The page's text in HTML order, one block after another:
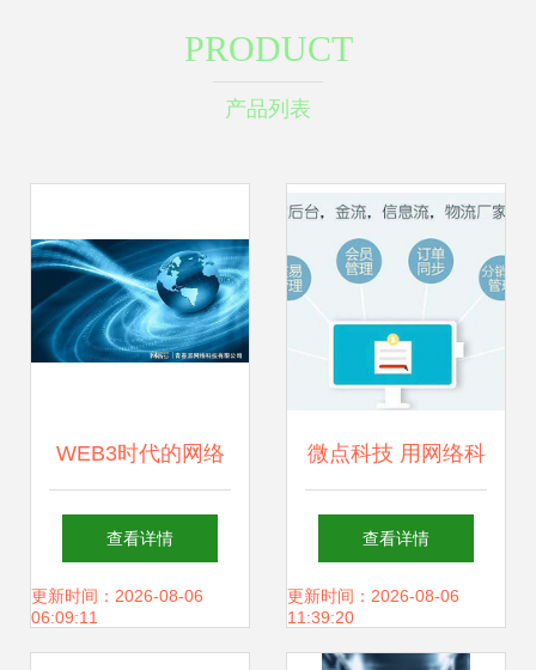
PRODUCT
产品列表
WEB3时代的网络
科技开发 青春派如
何吸引项目方投
查看详情
更新时间：2026-08-06
06:09:11
微点科技 用网络科
技点亮义乌市场的
智慧未来
查看详情
更新时间：2026-08-06
11:39:20